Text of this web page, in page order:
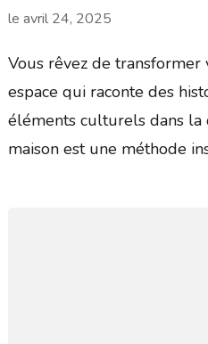
le avril 24, 2025
Vous rêvez de
espace qui raconte des
éléments culturels dans la
maison est une méthode